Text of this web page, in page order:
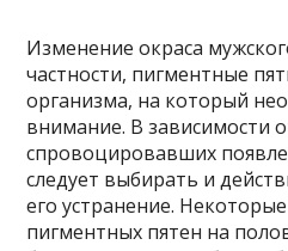
Изменение окраса
частности, пигментные
организма, на который
внимание. В зависимости
спровоцировавших
следует выбирать и
его устранение.
пигментных пятен на